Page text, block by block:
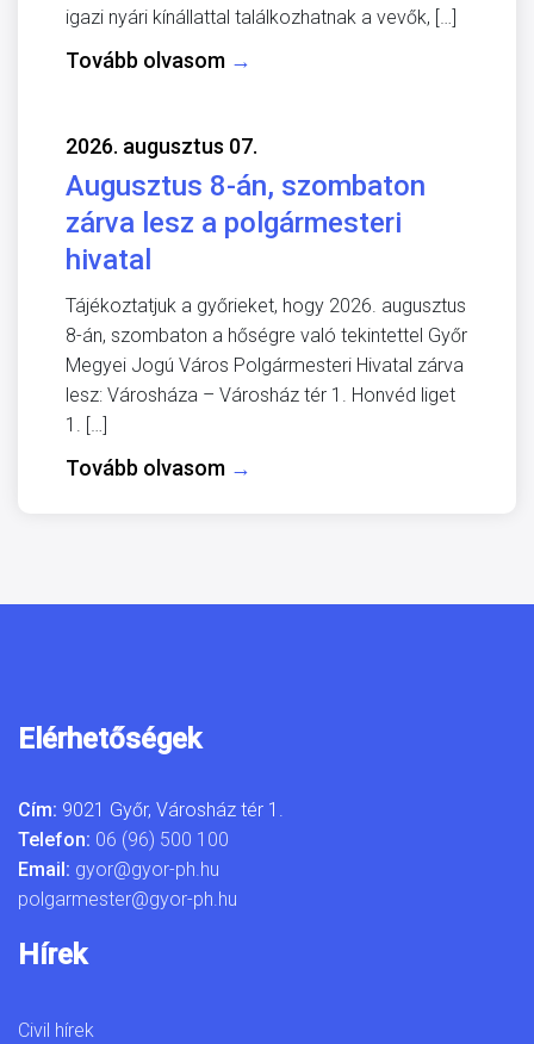
igazi nyári kínállattal találkozhatnak a vevők, […]
Tovább olvasom →
2026. augusztus 07.
Augusztus 8-án, szombaton
zárva lesz a polgármesteri
hivatal
Tájékoztatjuk a győrieket, hogy 2026. augusztus
8-án, szombaton a hőségre való tekintettel Győr
Megyei Jogú Város Polgármesteri Hivatal zárva
lesz: Városháza – Városház tér 1. Honvéd liget
1. […]
Tovább olvasom →
Elérhetőségek
Cím: 9021 Győr, Városház tér 1.
Telefon: 06 (96) 500 100
Email: gyor@gyor-ph.hu
polgarmester@gyor-ph.hu
Hírek
Civil hírek